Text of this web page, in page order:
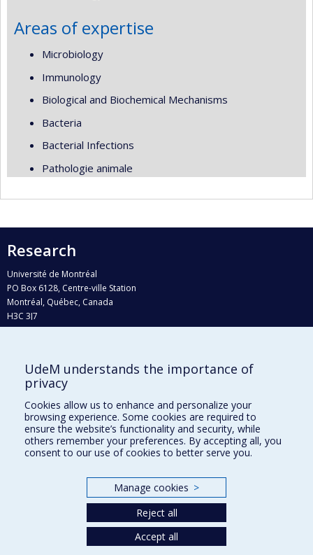
Areas of expertise
Microbiology
Immunology
Biological and Biochemical Mechanisms
Bacteria
Bacterial Infections
Pathologie animale
Research
Université de Montréal
PO Box 6128, Centre-ville Station
Montréal, Québec, Canada
H3C 3J7
Who does what?
Find us
Site map
Accessibility
UdeM understands the importance of
privacy
Cookies allow us to enhance and personalize your
browsing experience. Some cookies are required to
ensure the website’s functionality and security, while
others remember your preferences. By accepting all, you
consent to our use of cookies to better serve you.
Manage cookies >
Reject all
Accept all